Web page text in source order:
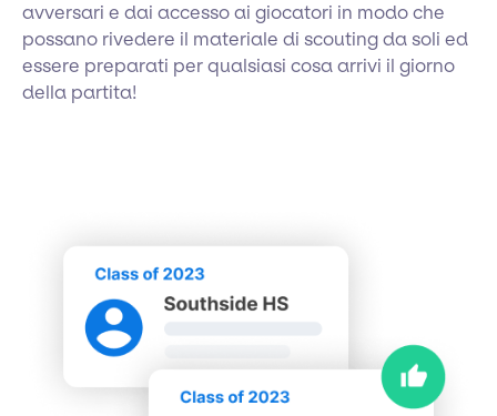
avversari e dai accesso ai giocatori in modo che
possano rivedere il materiale di scouting da soli ed
essere preparati per qualsiasi cosa arrivi il giorno
della partita!